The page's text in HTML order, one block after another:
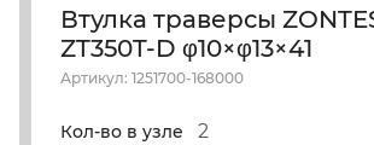
Втулка траверсы
ZT350T-D φ10×φ13×41
Артикул: 1251700-168000
Кол-во в узле 2